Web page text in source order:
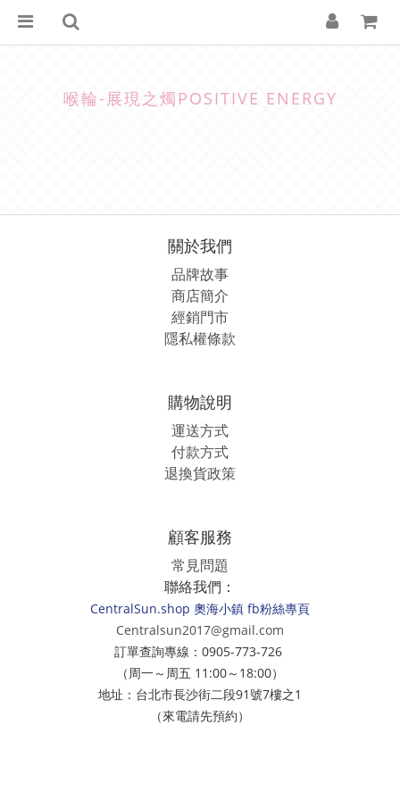
喉輪-展現之燭POSITIVE ENERGY
關於我們
品牌故事
商店簡介
經銷門市
隱私權條款
購物說明
運送方式
付款方式
退換貨政策
顧客服務
常見問題
聯絡我們：
CentralSun.shop 奧海小鎮 fb粉絲專頁
Centralsun2017@gmail.com
訂單查詢專線：0905-773-726
（周一～周五 11:00～18:00）
地址：台北市長沙街二段91號7樓之1
（來電請先預約）